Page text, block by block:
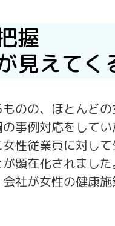
握
見えてく
のの、ほとんど
事例対応をして
性従業員に対し
顕在化されまし
社が女性の健康